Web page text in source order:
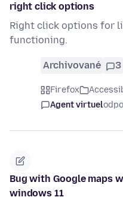
right click options
Right click options for
functioning.
Archivované 3
Firefox
Agent virtuel
Bug with Google maps
windows 11